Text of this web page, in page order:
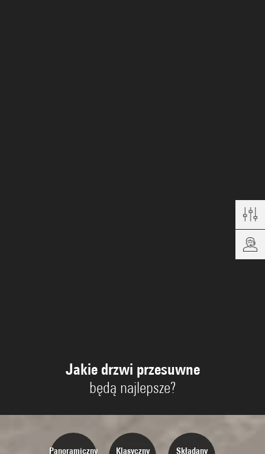
Jakie drzwi przesuwne
będą najlepsze?
Panoramiczny
Klasyczny
Składany